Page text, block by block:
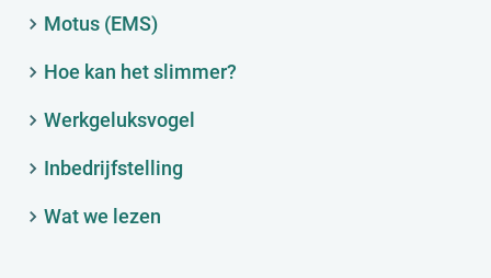
Motus (EMS)
Hoe kan het slimmer?
Werkgeluksvogel
Inbedrijfstelling
Wat we lezen